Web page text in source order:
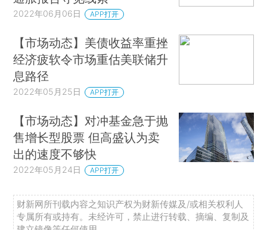
2022年06月06日 APP打开
【市场动态】美债收益率重挫
经济疲软令市场重估美联储升
息路径
2022年05月25日 APP打开
【市场动态】对冲基金急于抛
售增长型股票 但高盛认为卖
出的速度不够快
2022年05月24日 APP打开
财新网所刊载内容之知识产权为财新传媒及/或相关权利人
专属所有或持有。未经许可，禁止进行转载、摘编、复制及